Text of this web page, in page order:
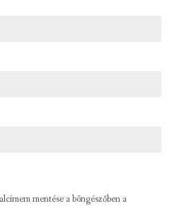
mentése a böngészőben a